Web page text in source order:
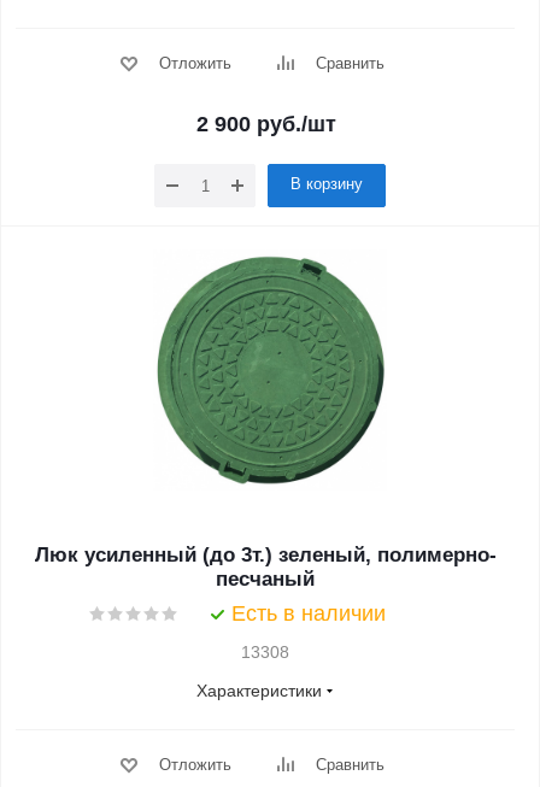
Отложить Сравнить
2 900руб./шт
В корзину
Люк усиленный (до 3т.) зеленый, полимерно-
песчаный
Есть в наличии
13308
Характеристики
Отложить Сравнить